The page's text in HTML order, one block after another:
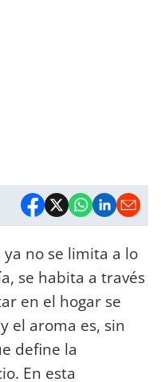
no se limita a lo
se habita a través
en el hogar se
el aroma es, sin
define la
En esta